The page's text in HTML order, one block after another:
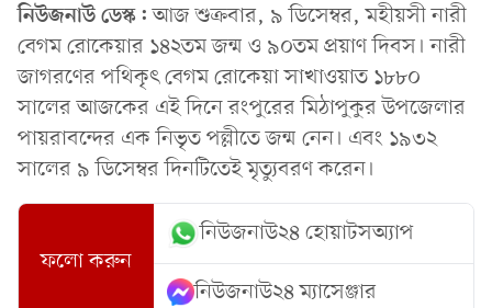
নিউজনাউ ডেস্ক:আজ শুক্রবার, ৯ ডিসেম্বর, মহীয়সী নারী
বেগম রোকেয়ার ১৪২তম জন্ম ও ৯০তম প্রয়াণ দিবস। নারী
জাগরণের পথিকৃৎ বেগম রোকেয়া সাখাওয়াত ১৮৮০
সালের আজকের এই দিনে রংপুরের মিঠাপুকুর উপজেলার
পায়রাবন্দের এক নিভৃত পল্লীতে জন্ম নেন। এবং ১৯৩২
সালের ৯ ডিসেম্বর দিনটিতেই মৃত্যুবরণ করেন।
ফলো করুন
নিউজনাউ২৪ হোয়াটসঅ্যাপ
নিউজনাউ২৪ ম্যাসেঞ্জার